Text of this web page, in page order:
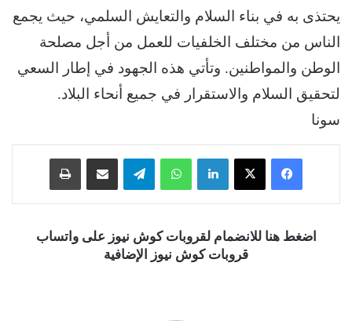
يحتذى به في بناء السلام والتعايش السلمي، حيث يجمع
الناس من مختلف الخلفيات للعمل من أجل مصلحة
الوطن والمواطنين. وتأتي هذه الجهود في إطار السعي
لتحقيق السلام والاستقرار في جميع أنحاء البلاد.
سونا
فيسبوك ‫X لينكدإن واتساب تيلقرام
اضغط هنا للانضمام لقروبات كوش نيوز على واتساب
قروبات كوش نيوز الإضافية